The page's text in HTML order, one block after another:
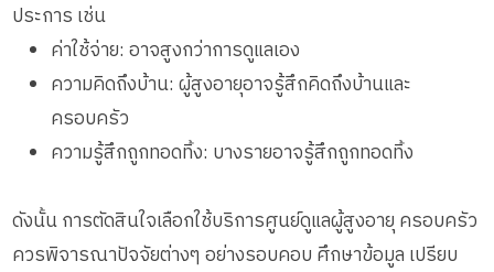
ประการ เช่น
ค่าใช้จ่าย: อาจสูงกว่าการดูแลเอง
ความคิดถึงบ้าน: ผู้สูงอายุอาจรู้สึกคิดถึงบ้านและ
ครอบครัว
ความรู้สึกถูกทอดทิ้ง: บางรายอาจรู้สึกถูกทอดทิ้ง
ดังนั้น การตัดสินใจเลือกใช้บริการศูนย์ดูแลผู้สูงอายุ ครอบครัว
ควรพิจารณาปัจจัยต่างๆ อย่างรอบคอบ ศึกษาข้อมูล เปรียบ